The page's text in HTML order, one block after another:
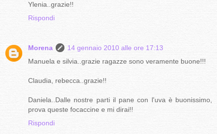
Ylenia..grazie!!
Rispondi
Morena
14 gennaio 2010 alle ore 17:13
Manuela e silvia..grazie ragazze sono veramente buone!!!
Claudia, rebecca..grazie!!
Daniela..Dalle nostre parti il pane con l'uva è buonissimo,
prova queste focaccine e mi dirai!!
Rispondi